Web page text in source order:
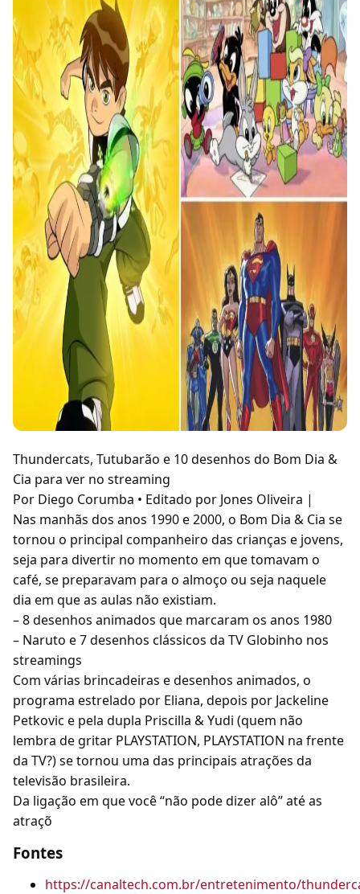
Thundercats, Tutubarão e 10 desenhos do Bom Dia &
Cia para ver no streaming
Por Diego Corumba • Editado por Jones Oliveira |
Nas manhãs dos anos 1990 e 2000, o Bom Dia & Cia se
tornou o principal companheiro das crianças e jovens,
seja para divertir no momento em que tomavam o
café, se preparavam para o almoço ou seja naquele
dia em que as aulas não existiam.
– 8 desenhos animados que marcaram os anos 1980
– Naruto e 7 desenhos clássicos da TV Globinho nos
streamings
Com várias brincadeiras e desenhos animados, o
programa estrelado por Eliana, depois por Jackeline
Petkovic e pela dupla Priscilla & Yudi (quem não
lembra de gritar PLAYSTATION, PLAYSTATION na frente
da TV?) se tornou uma das principais atrações da
televisão brasileira.
Da ligação em que você “não pode dizer alô” até as
atraçõ
Fontes
https://canaltech.com.br/entretenimento/